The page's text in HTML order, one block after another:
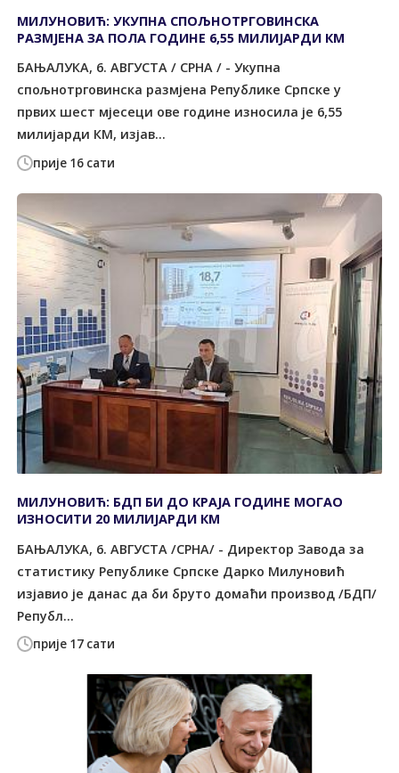
прије 16 сати
МИЛУНОВИЋ: УКУПНА СПОЉНОТРГОВИНСКА
РАЗМЈЕНА ЗА ПОЛА ГОДИНЕ 6,55 МИЛИЈАРДИ КМ
БАЊАЛУКА, 6. АВГУСТА / СРНА / - Укупна
спољнотрговинска размјена Републике Српске у
првих шест мјесеци ове године износила је 6,55
милијарди КМ, изјав...
прије 17 сати
МИЛУНОВИЋ: БДП БИ ДО КРАЈА ГОДИНЕ МОГАО
ИЗНОСИТИ 20 МИЛИЈАРДИ КМ
БАЊАЛУКА, 6. АВГУСТА /СРНА/ - Директор Завода за
статистику Републике Српске Дарко Милуновић
изјавио је данас да би бруто домаћи производ /БДП/
Републ...